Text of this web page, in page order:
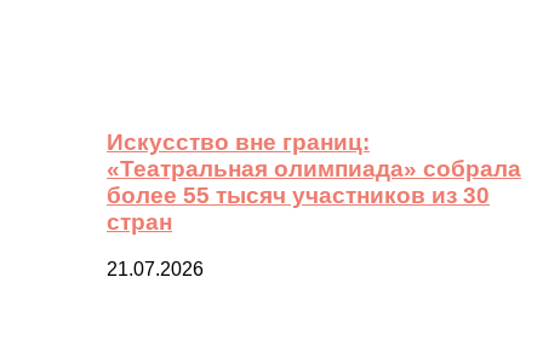
Искусство вне границ:
«Театральная олимпиада» собрала
более 55 тысяч участников из 30
стран
21.07.2026